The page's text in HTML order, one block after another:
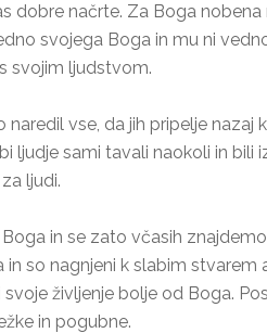
dobre načrte. Za Boga nobena
svojega Boga in mu ni
svojim ljudstvom.
naredil vse, da jih pripelje nazaj
ljudje sami tavali naokoli in bili
ljudi.
in se zato včasih
in so nagnjeni k slabim
življenje bolje od Boga.
in pogubne.